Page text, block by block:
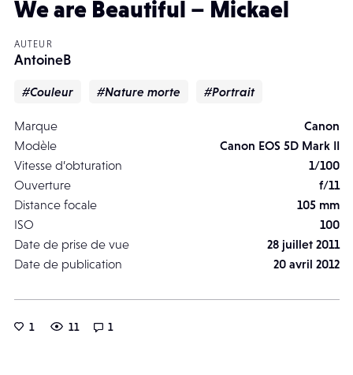
We are Beautiful – Mickael
AUTEUR
AntoineB
#Couleur #Nature morte #Portrait
Marque
Canon
Modèle
Canon EOS 5D Mark II
Vitesse d’obturation
1/100
Ouverture
f/11
Distance focale
105 mm
ISO
100
Date de prise de vue
28 juillet 2011
Date de publication
20 avril 2012
1 11 1